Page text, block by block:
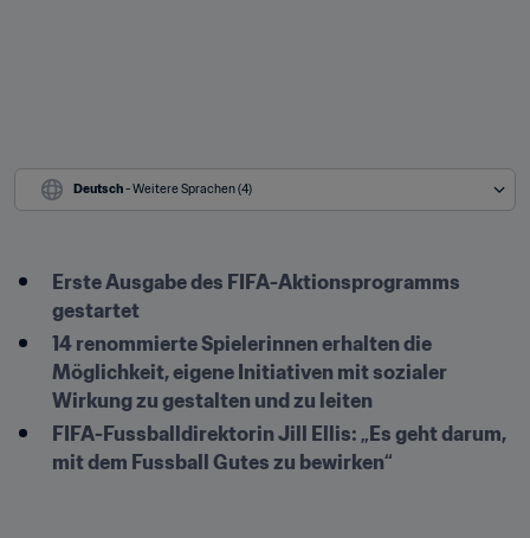
Deutsch - Weitere Sprachen (4)
Erste Ausgabe des FIFA-Aktionsprogramms
gestartet
14 renommierte Spielerinnen erhalten die
Möglichkeit, eigene Initiativen mit sozialer
Wirkung zu gestalten und zu leiten
FIFA-Fussballdirektorin Jill Ellis: „Es geht darum,
mit dem Fussball Gutes zu bewirken“